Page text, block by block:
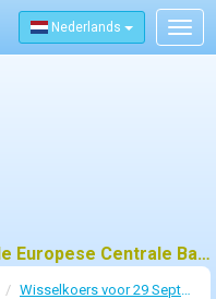
Nederlands
Referentiewisselkoersen van de Europese Centrale Bank (ECB) voor 29 september 2015
Wisselkoers voor 29 September 2015